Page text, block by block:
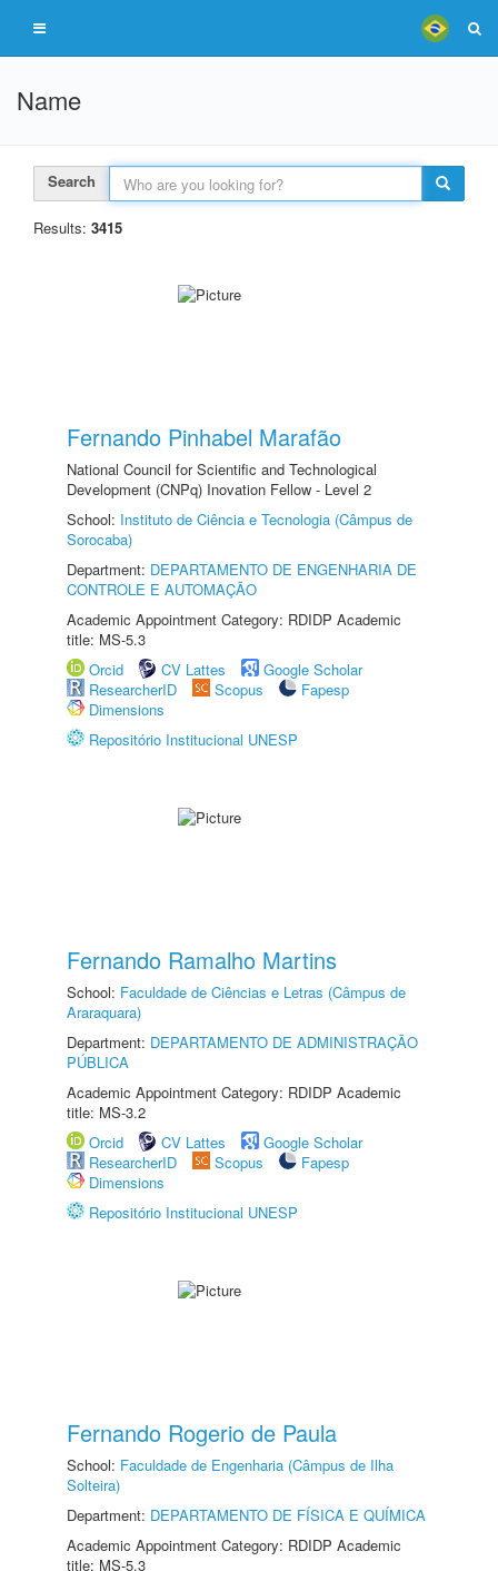
Name
Search
Results: 3415
Fernando Pinhabel Marafão
National Council for Scientific and Technological
Development (CNPq) Inovation Fellow - Level 2
School: Instituto de Ciência e Tecnologia (Câmpus de
Sorocaba)
Department: DEPARTAMENTO DE ENGENHARIA DE
CONTROLE E AUTOMAÇÃO
Academic Appointment Category: RDIDP Academic
title: MS-5.3
Orcid
CV Lattes
Google Scholar
ResearcherID
Scopus
Fapesp
Dimensions
Repositório Institucional UNESP
Fernando Ramalho Martins
School: Faculdade de Ciências e Letras (Câmpus de
Araraquara)
Department: DEPARTAMENTO DE ADMINISTRAÇÃO
PÚBLICA
Academic Appointment Category: RDIDP Academic
title: MS-3.2
Orcid
CV Lattes
Google Scholar
ResearcherID
Scopus
Fapesp
Dimensions
Repositório Institucional UNESP
Fernando Rogerio de Paula
School: Faculdade de Engenharia (Câmpus de Ilha
Solteira)
Department: DEPARTAMENTO DE FÍSICA E QUÍMICA
Academic Appointment Category: RDIDP Academic
title: MS-5.3